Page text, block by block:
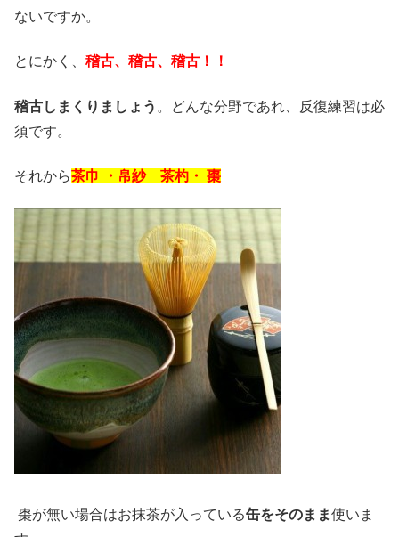
ないですか。
とにかく、 稽古、稽古、稽古！！
稽古しまくりましょう 。どんな分野であれ、反復練習は必
須です。
それから茶巾 ・ 帛紗 茶杓・ 棗
棗が無い場合はお抹茶が入っている缶をそのまま使いま